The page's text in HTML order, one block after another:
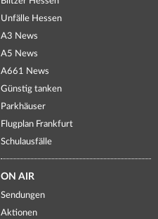
Unfälle Hessen
A3 News
A5 News
A661 News
Günstig tanken
Parkhäuser
Flugplan Frankfurt
Schulausfälle
ON AIR
Sendungen
Aktionen